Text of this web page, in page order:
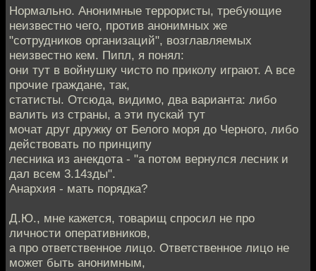
Нормально. Анонимные террористы, требующие
неизвестно чего, против анонимных же
"сотрудников организаций", возглавляемых
неизвестно кем. Пипл, я понял:
они тут в войнушку чисто по приколу играют. А все
прочие граждане, так,
статисты. Отсюда, видимо, два варианта: либо
валить из страны, а эти пускай тут
мочат друг дружку от Белого моря до Черного, либо
действовать по принципу
лесника из анекдота - "а потом вернулся лесник и
дал всем 3.14зды".
Анархия - мать порядка?
Д.Ю., мне кажется, товарищ спросил не про
личности оперативников,
а про ответственное лицо. Ответственное лицо не
может быть анонимным,